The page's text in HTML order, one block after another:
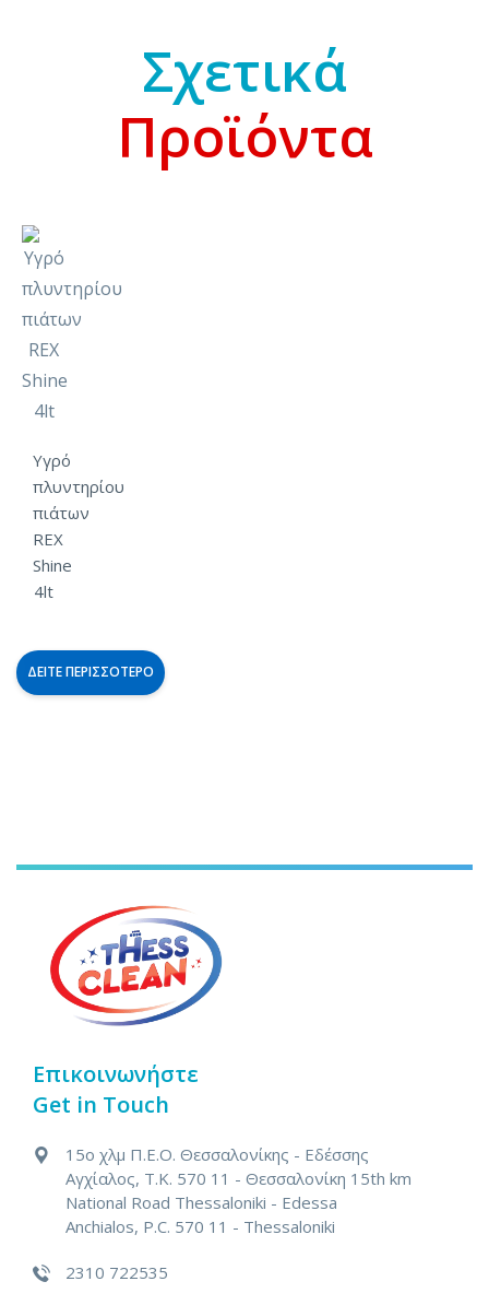
Σχετικά
Προϊόντα
Yγρό
πλυντηρίου
πιάτων
REX
Shine
4lt
ΔΕΊΤΕ ΠΕΡΙΣΣΌΤΕΡΟ
Επικοινωνήστε
Get in Touch
15ο χλμ Π.Ε.Ο. Θεσσαλονίκης - Εδέσσης
Αγχίαλος, Τ.Κ. 570 11 - Θεσσαλονίκη 15th km
National Road Thessaloniki - Edessa
Anchialos, P.C. 570 11 - Thessaloniki
2310 722535